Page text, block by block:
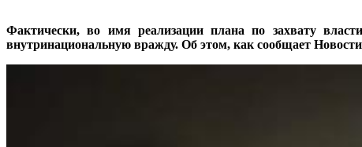
Фактически, во имя реализации плана по захвату
внутринациональную вражду. Об этом, как сообщает